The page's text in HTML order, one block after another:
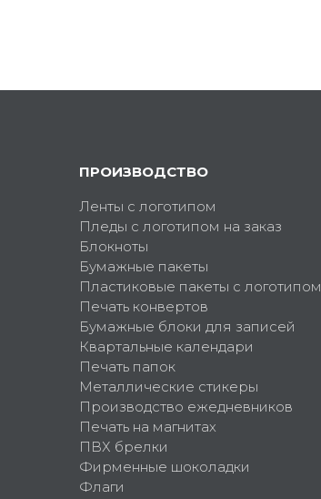
ПРОИЗВОДСТВО
Ленты с логотипом
Пледы с логотипом на заказ
Блокноты
Бумажные пакеты
Пластиковые пакеты с логотипом
Печать конвертов
Бумажные блоки для записей
Квартальные календари
Печать папок
Металлические стикеры
Производство ежедневников
Печать на магнитах
ПВХ брелки
Фирменные шоколадки
Флаги